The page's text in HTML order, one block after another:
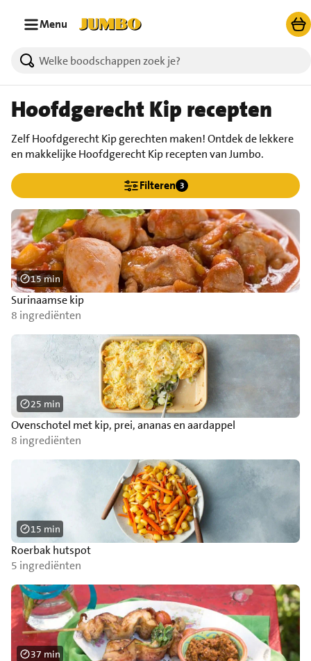
Menu
Hoofdgerecht Kip recepten
Zelf Hoofdgerecht Kip gerechten maken! Ontdek de lekkere
en makkelijke Hoofdgerecht Kip recepten van Jumbo.
Filteren 3
Surinaamse kip
8 ingrediënten
15 min
Ovenschotel met kip, prei, ananas en aardappel
8 ingrediënten
25 min
Roerbak hutspot
5 ingrediënten
15 min
37 min